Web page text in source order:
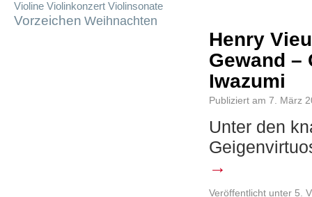
Henry
Gewand –
Iwazumi
Publiziert am 7. März
Unter den
→
Veröffentlicht unter 5.
Violine Violinkonzert Violinsonate
Vorzeichen Weihnachten